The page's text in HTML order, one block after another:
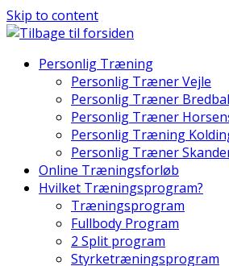
Skip to content
Personlig Træning
Personlig Træner Vejle
Personlig Træner
Personlig Træner
Personlig Træning
Personlig Træner
Online Træningsforløb
Hvilket Træningsprogram?
Træningsprogram
Fullbody Program
2 Split program
Styrketræningsprogram